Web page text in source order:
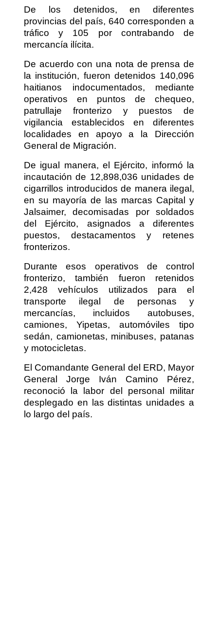
De los detenidos, en diferentes
provincias del país, 640 corresponden a
tráfico y 105 por contrabando de
mercancía ilícita.
De acuerdo con una nota de prensa de
la institución, fueron detenidos 140,096
haitianos indocumentados, mediante
operativos en puntos de chequeo,
patrullaje fronterizo y puestos de
vigilancia establecidos en diferentes
localidades en apoyo a la Dirección
General de Migración.
De igual manera, el Ejército, informó la
incautación de 12,898,036 unidades de
cigarrillos introducidos de manera ilegal,
en su mayoría de las marcas Capital y
Jalsaimer, decomisadas por soldados
del Ejército, asignados a diferentes
puestos, destacamentos y retenes
fronterizos.
Durante esos operativos de control
fronterizo, también fueron retenidos
2,428 vehículos utilizados para el
transporte ilegal de personas y
mercancías, incluidos autobuses,
camiones, Yipetas, automóviles tipo
sedán, camionetas, minibuses, patanas
y motocicletas.
El Comandante General del ERD, Mayor
General Jorge Iván Camino Pérez,
reconoció la labor del personal militar
desplegado en las distintas unidades a
lo largo del país.